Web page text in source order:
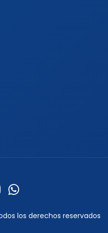
los derechos reservados